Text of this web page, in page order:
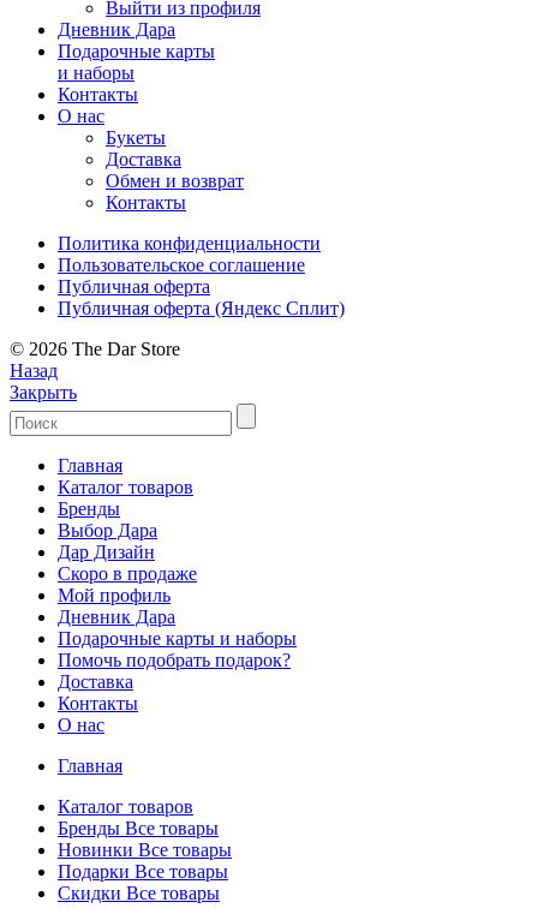
Выйти из профиля
Дневник Дара
Подарочные карты
и наборы
Контакты
О нас
Букеты
Доставка
Обмен и возврат
Контакты
Политика конфиденциальности
Пользовательское соглашение
Публичная оферта
Публичная оферта (Яндекс Сплит)
© 2026 The Dar Store
Назад
Закрыть
Главная
Каталог товаров
Бренды
Выбор Дара
Дар Дизайн
Скоро в продаже
Мой профиль
Дневник Дара
Подарочные карты и наборы
Помочь подобрать подарок?
Доставка
Контакты
О нас
Главная
Каталог товаров
Бренды Все товары
Новинки Все товары
Подарки Все товары
Скидки Все товары